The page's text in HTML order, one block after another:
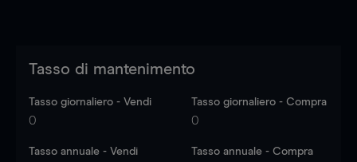
Tasso di mantenimento
Tasso giornaliero - Vendi
0
Tasso giornaliero - Compra
0
Tasso annuale - Vendi Tasso annuale - Compra